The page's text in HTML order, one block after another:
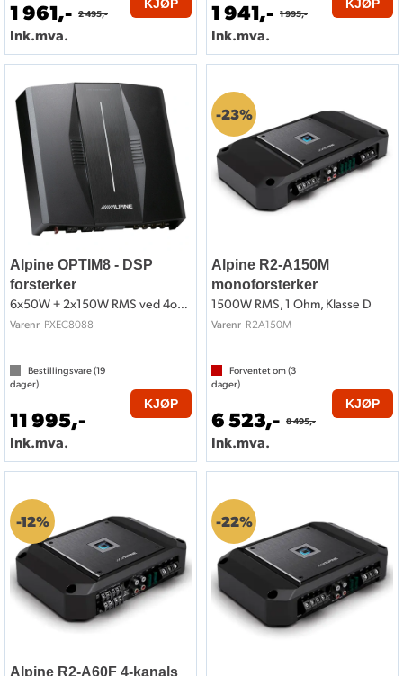
Støy i stereoanlegget - hvorfor skjer det og hvordan
fjerne det
Skikkelig lydkvalitet - hvordan oppnå den gode
lyden
Kabelstørrelse - slik beregner du riktig
Veien til god jording
Hvordan justerer man stereoanlegget
1 961,- 2 495,-
Ink.mva.
KJØP 1 941,- 1 995,-
Ink.mva.
KJØP
Alpine OPTIM8 - DSP
forsterker
6x50W + 2x150W RMS ved 4ohm
Varenr PXEC8088
Bestillingsvare (19
dager)
11 995,-
Ink.mva.
KJØP
23%
Alpine R2-A150M
monoforsterker
1500W RMS, 1 Ohm, Klasse D
Varenr R2A150M
Forventet om (3
dager)
6 523,- 8 495,-
Ink.mva.
KJØP
12%
Alpine R2-A60F 4-kanals
22%